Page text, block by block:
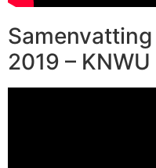
2019 – KNWU